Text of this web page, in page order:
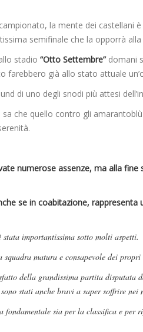
la mente dei castellani
semifinale che la opporrà alla
stadio “Otto Settembre” domani
farebbero già allo stato attuale
di uno degli snodi più attesi
sa che quello contro gli
numerose assenze, ma alla
se in coabitazione,
importantissima sotto molti aspetti.
squadra matura e consapevole dei
della grandissima partita disputata
stati anche bravi a saper soffrire
fondamentale sia per la classifica e per